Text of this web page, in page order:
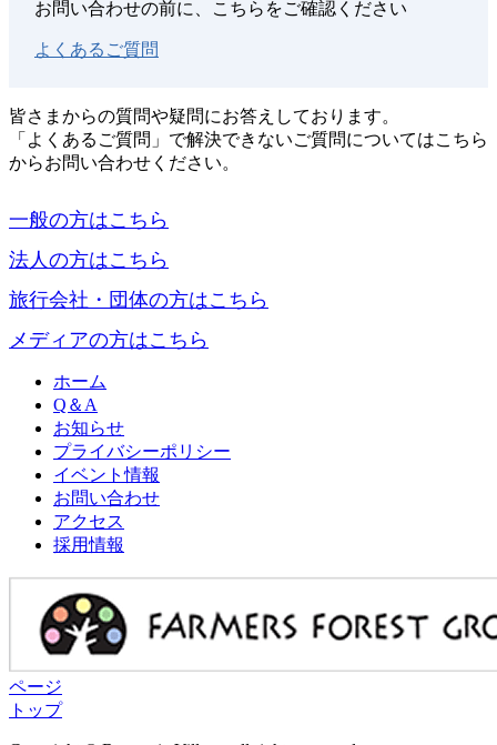
お問い合わせの前に、こちらをご確認ください
よくあるご質問
皆さまからの質問や疑問にお答えしております。
「よくあるご質問」で解決できないご質問についてはこちら
からお問い合わせください。
一般の方はこちら
法人の方はこちら
旅行会社・団体の方はこちら
メディアの方はこちら
ホーム
Q＆A
お知らせ
プライバシーポリシー
イベント情報
お問い合わせ
アクセス
採用情報
ページ
トップ